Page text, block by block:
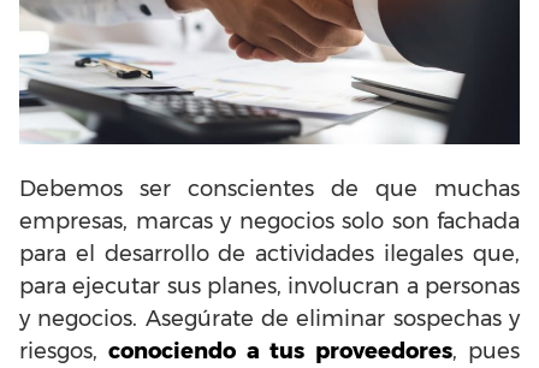
Debemos ser conscientes de que muchas
empresas, marcas y negocios solo son fachada
para el desarrollo de actividades ilegales que,
para ejecutar sus planes, involucran a personas
y negocios. Asegúrate de eliminar sospechas y
riesgos,conociendo a tus proveedores, pues